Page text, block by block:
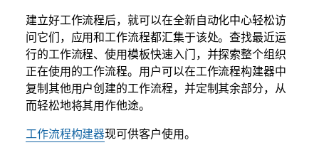
建立好工作流程后，就可以在全新自动化中心轻松访
问它们，应用和工作流程都汇集于该处。查找最近运
行的工作流程、使用模板快速入门，并探索整个组织
正在使用的工作流程。用户可以在工作流程构建器中
复制其他用户创建的工作流程，并定制其余部分，从
而轻松地将其用作他途。
工作流程构建器现可供客户使用。